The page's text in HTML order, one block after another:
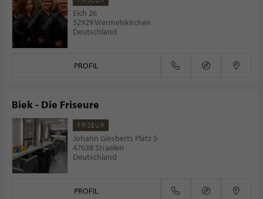
Eich 26
52929 Wermelskirchen
Deutschland
PROFIL
Biek - Die Friseure
FRISEUR
Johann Giesberts Platz 5
47638 Straelen
Deutschland
PROFIL